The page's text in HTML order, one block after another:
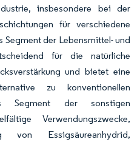
insbesondere bei der
für verschiedene
der Lebensmittel- und
für die natürliche
und bietet eine
zu konventionellen
Segment der sonstigen
Verwendungszwecke,
Essigsäureanhydrid,